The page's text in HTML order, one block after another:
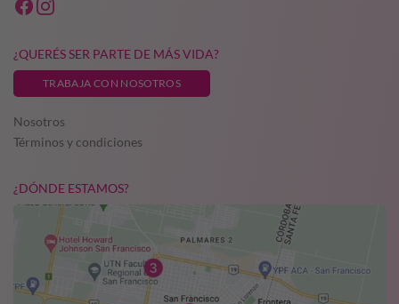
¿QUERÉS SER PARTE DE MÁS VIDA?
TRABAJA CON NOSOTROS
Nosotros
Términos y condiciones
¿DÓNDE ESTAMOS?